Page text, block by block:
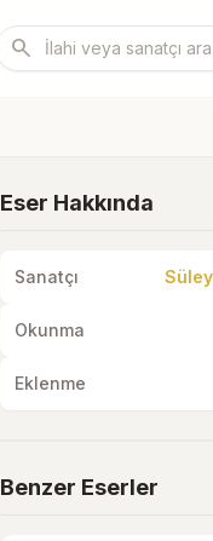
search
Eser Hakkında
Sanatçı
Okunma
Eklenme
Benzer Eserler